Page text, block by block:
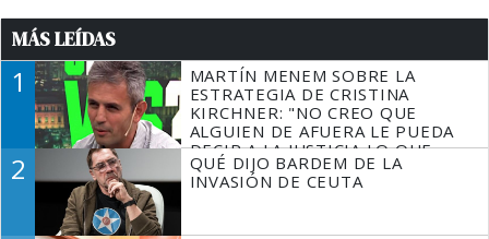
MÁS LEÍDAS
1
MARTÍN MENEM SOBRE LA
ESTRATEGIA DE CRISTINA
KIRCHNER: "NO CREO QUE
ALGUIEN DE AFUERA LE PUEDA
DECIR A LA JUSTICIA LO QUE
TIENE QUE HACER"
2
QUÉ DIJO BARDEM DE LA
INVASIÓN DE CEUTA